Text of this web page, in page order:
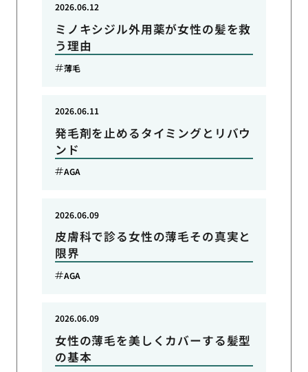
ミノキシジル外用薬が女性の髪を救
う理由
2026.06.12
薄毛
発毛剤を止めるタイミングとリバウ
ンド
2026.06.11
AGA
皮膚科で診る女性の薄毛その真実と
限界
2026.06.09
AGA
女性の薄毛を美しくカバーする髪型
の基本
2026.06.09